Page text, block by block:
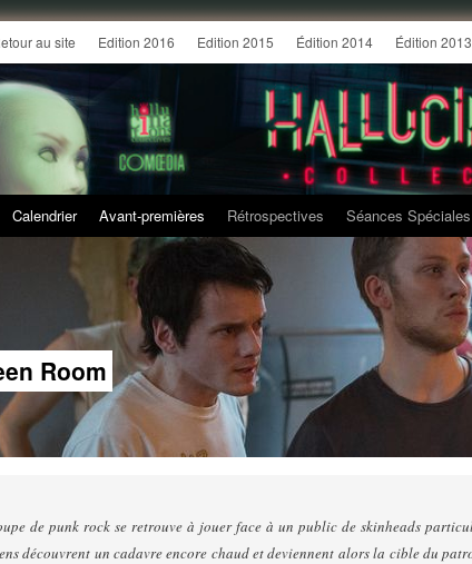
au site Edition 2016 Edition 2015 Édition 2014 Édition 2013
Calendrier Avant-premières Rétrospectives Séances Spéciales
Room
de punk rock se retrouve à jouer face à un public de skinheads
découvrent un cadavre encore chaud et deviennent alors la cible du